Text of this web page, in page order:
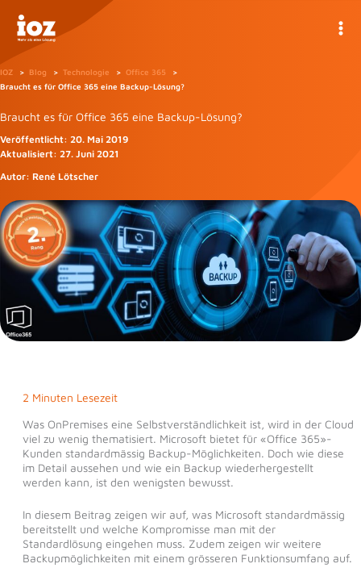
Inhalt
springen
IOZ Blog Technologie
Office 365
Braucht es für Office 365 eine Backup-Lösung?
Braucht es für Office 365 eine Backup-Lösung?
Veröffentlicht: 20. Mai 2019
Aktualisiert: 27. Juni 2021
Autor: René Lötscher
2 Minuten Lesezeit
Was OnPremises eine Selbstverständlichkeit ist, wird in der Cloud
viel zu wenig thematisiert. Microsoft bietet für «Office 365»-
Kunden standardmässig Backup-Möglichkeiten. Doch wie diese
im Detail aussehen und wie ein Backup wiederhergestellt
werden kann, ist den wenigsten bewusst.
In diesem Beitrag zeigen wir auf, was Microsoft standardmässig
bereitstellt und welche Kompromisse man mit der
Standardlösung eingehen muss. Zudem zeigen wir weitere
Backupmöglichkeiten mit einem grösseren Funktionsumfang auf.